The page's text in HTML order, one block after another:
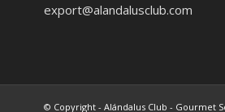
export@alandalusclub.com
© Copyright - Alándalus Club - Gourmet